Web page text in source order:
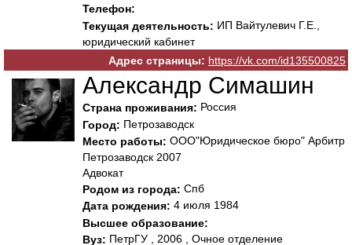
Телефон:
Текущая деятельность: ИП Вайтулевич Г.Е.,
юридический кабинет
Адрес страницы: https://vk.com/id135500825
Александр Симашин
Страна проживания: Россия
Город: Петрозаводск
Место работы: ООО"Юридическое бюро" Арбитр
Петрозаводск 2007
Адвокат
Родом из города: Спб
Дата рождения: 4 июля 1984
Высшее образование:
Вуз: ПетрГУ , 2006 , Очное отделение